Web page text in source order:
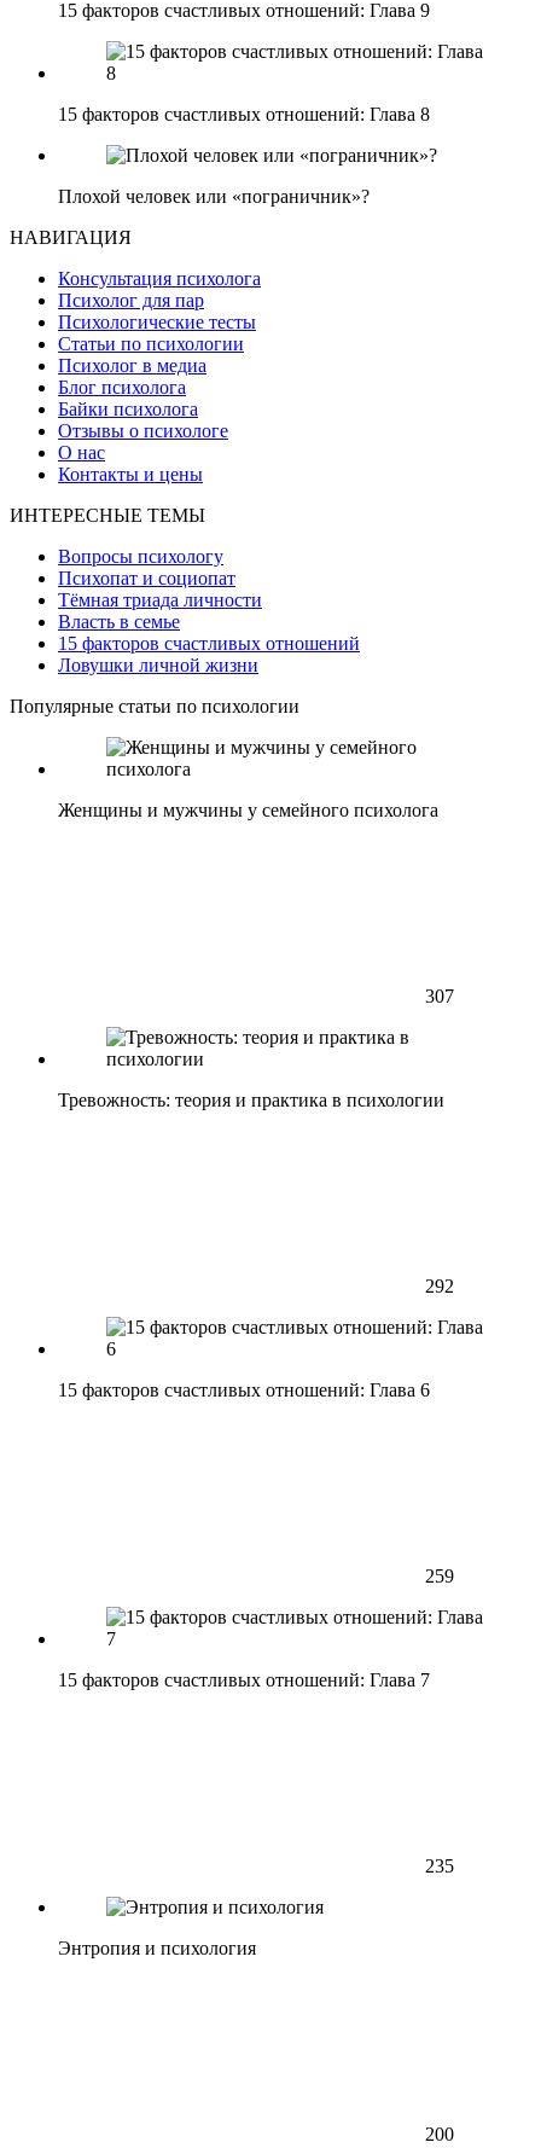
15 факторов счастливых отношений: Глава 9
15 факторов счастливых отношений: Глава 8
Плохой человек или «пограничник»?
НАВИГАЦИЯ
Консультация психолога
Психолог для пар
Психологические тесты
Статьи по психологии
Психолог в медиа
Блог психолога
Байки психолога
Отзывы о психологе
О нас
Контакты и цены
ИНТЕРЕСНЫЕ ТЕМЫ
Вопросы психологу
Психопат и социопат
Тёмная триада личности
Власть в семье
15 факторов счастливых отношений
Ловушки личной жизни
Популярные статьи по психологии
Женщины и мужчины у семейного психолога
307
Тревожность: теория и практика в психологии
292
15 факторов счастливых отношений: Глава 6
259
15 факторов счастливых отношений: Глава 7
235
Энтропия и психология
200